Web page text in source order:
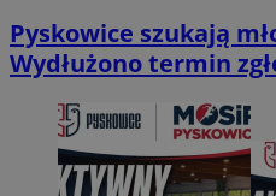
Pyskowice szukają
Wydłużono termin